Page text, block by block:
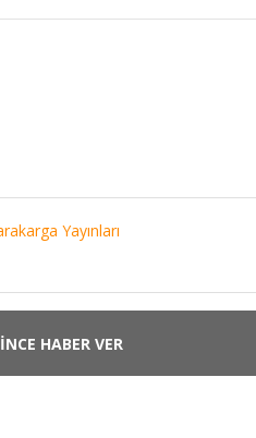
Yayınları
HABER VER